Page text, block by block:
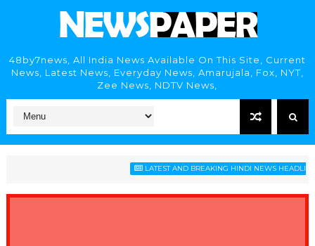
48by7news, All India News Available On This Site, Current
News, Latest News, Everyday News, Amarujala, Fox, NYT,
Zee News, NDTV News,
LATEST AND BREAKING HINDI NEWS HEADLINES